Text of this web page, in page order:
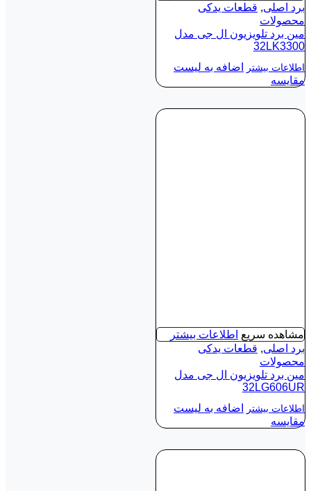
برد اصلی, قطعات یدکی
محصولات
مین برد تلویزیون ال جی مدل
32LK3300
اطلاعات بیشتر
اضافه به لیست
مقایسه
مشاهده سریع اطلاعات بیشتر
برد اصلی, قطعات یدکی
محصولات
مین برد تلویزیون ال جی مدل
32LG606UR
اطلاعات بیشتر
اضافه به لیست
مقایسه